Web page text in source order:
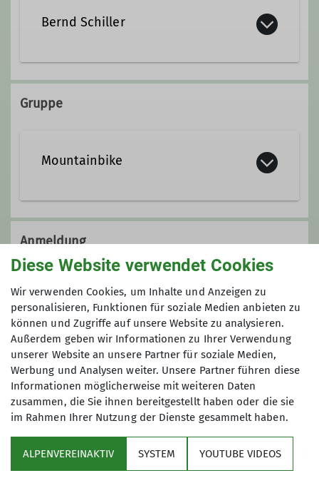
Bernd Schiller
0171 1480210
Gruppe
Mountainbike
Die Mountainbikegruppe vereint
gleichgesinnte Biker abseits
Mountainbikes gemeinsame
Ausfahrten zu unternehmen.
Unser Programm umfasst
wöchentliche Treffen mit kürzeren
Ausfahrten, Tagestouren und
mehrtägige Touren sowohl in der
Region als auch in den Alpen. Unsere
Touren werden von zertifizierten
Guides oder sehr erfahrenen
Wir bieten ein umfangreiches
Tourenprogramm überwiegend im
Anmeldung
Wenn Ihr als neuer Teilnehmer mitfahren wollt,
dann meldet euch bitte vorher per Mail unter
mtb@alpenverein-fuerth.de, damit wir wissen
dass Ihr kommt und wir ggf. auf Euch warten.
Für alle anderen ist keine Anmeldung
erforderlich.
Sektion
Diese Website verwendet Cookies
Wir verwenden Cookies, um Inhalte und Anzeigen zu
personalisieren, Funktionen für soziale Medien anbieten zu
können und Zugriffe auf unsere Website zu analysieren.
Außerdem geben wir Informationen zu Ihrer Verwendung
unserer Website an unsere Partner für soziale Medien,
Werbung und Analysen weiter. Unsere Partner führen diese
Informationen möglicherweise mit weiteren Daten
zusammen, die Sie ihnen bereitgestellt haben oder die sie
im Rahmen Ihrer Nutzung der Dienste gesammelt haben.
ALPENVEREINAKTIV SYSTEM YOUTUBE VIDEOS